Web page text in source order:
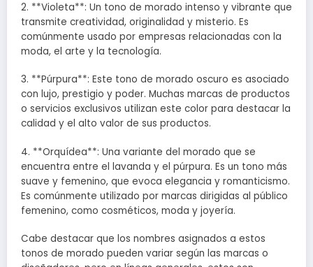
2. **Violeta**: Un tono de morado intenso y vibrante que
transmite creatividad, originalidad y misterio. Es
comúnmente usado por empresas relacionadas con la
moda, el arte y la tecnología.
3. **Púrpura**: Este tono de morado oscuro es asociado
con lujo, prestigio y poder. Muchas marcas de productos
o servicios exclusivos utilizan este color para destacar la
calidad y el alto valor de sus productos.
4. **Orquídea**: Una variante del morado que se
encuentra entre el lavanda y el púrpura. Es un tono más
suave y femenino, que evoca elegancia y romanticismo.
Es comúnmente utilizado por marcas dirigidas al público
femenino, como cosméticos, moda y joyería.
Cabe destacar que los nombres asignados a estos
tonos de morado pueden variar según las marcas o